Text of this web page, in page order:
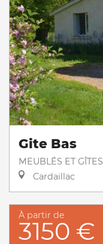
Gite Bas
MEUBLÉS ET GÎTES
Cardaillac
À partir de
3150 €